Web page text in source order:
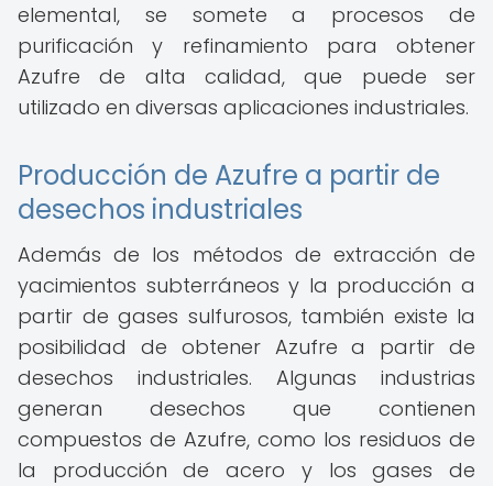
elemental, se somete a procesos de
purificación y refinamiento para obtener
Azufre de alta calidad, que puede ser
utilizado en diversas aplicaciones industriales.
Producción de Azufre a partir de
desechos industriales
Además de los métodos de extracción de
yacimientos subterráneos y la producción a
partir de gases sulfurosos, también existe la
posibilidad de obtener Azufre a partir de
desechos industriales. Algunas industrias
generan desechos que contienen
compuestos de Azufre, como los residuos de
la producción de acero y los gases de